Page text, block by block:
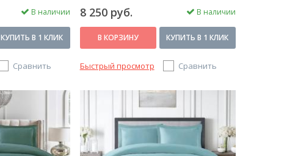
В наличии
КУПИТЬ В 1 КЛИК
Сравнить
8 250 руб. В наличии
В КОРЗИНУ КУПИТЬ В 1 КЛИК
Быстрый просмотр Сравнить